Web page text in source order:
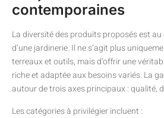
contemporaines
La diversité des produits proposés est
d’une jardinerie. Il ne s’agit plus
terreaux et outils, mais d’offrir une
riche et adaptée aux besoins variés. La
autour de trois axes principaux : qualité,
Les catégories à privilégier incluent :